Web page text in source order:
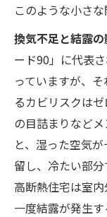
このような小さ
換気不足と結露の
ード90」に代表
っていますが、
るカビリスクは
の目詰まりなど
と、湿った空気
留し、冷たい部
高断熱住宅は室内
一度結露が発生